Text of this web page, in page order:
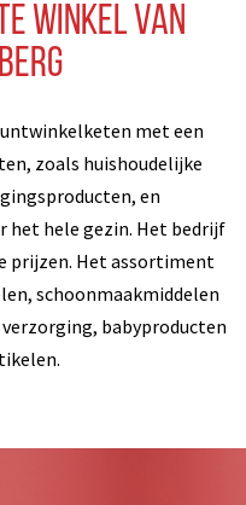
winkel van
met een
zoals huishoudelijke
en
het hele gezin. Het bedrijf
prijzen. Het assortiment
schoonmaakmiddelen
babyproducten